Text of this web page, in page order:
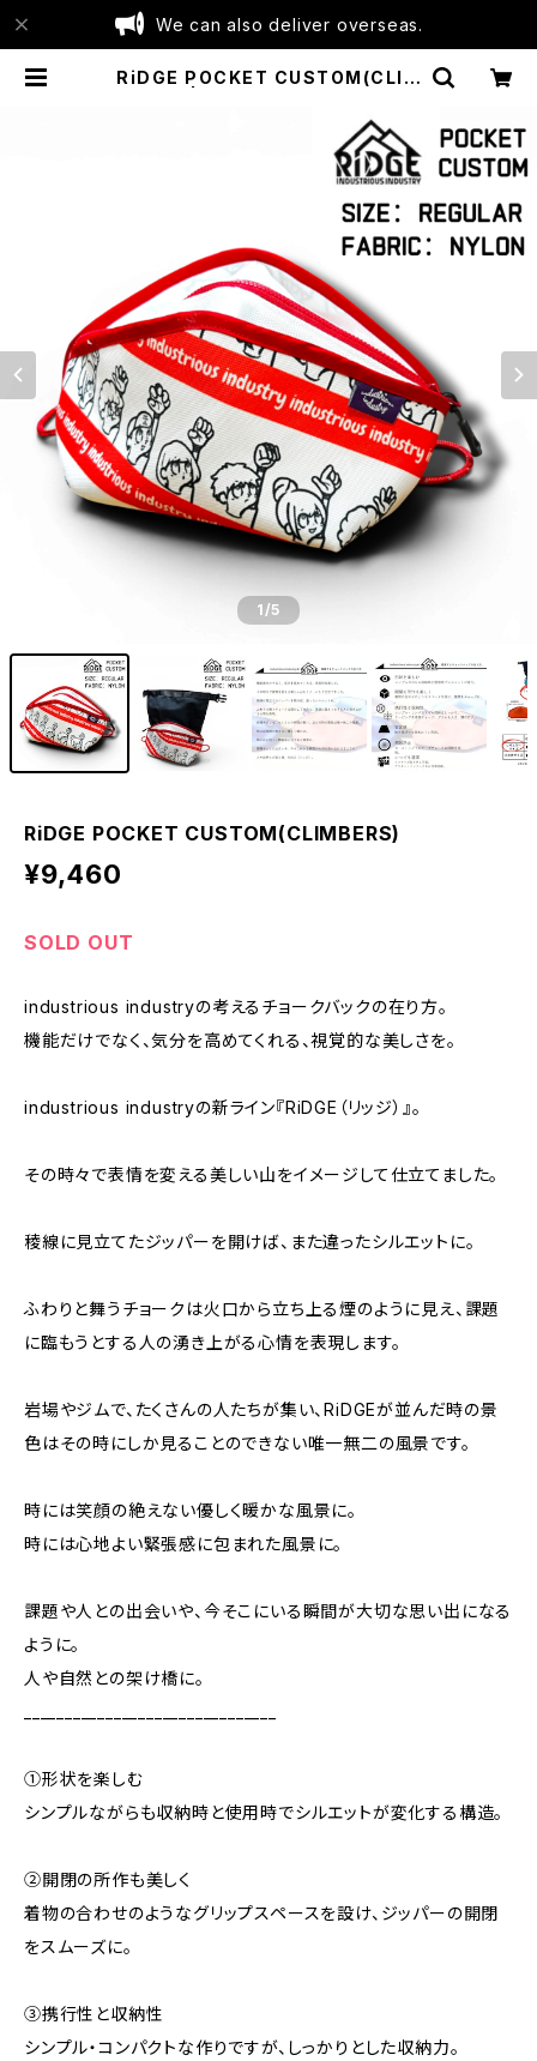
We can also deliver overseas.
RiDGE POCKET CUSTOM(CLIM
1/5
RiDGE POCKET CUSTOM(CLIMBERS)
¥9,460
SOLD OUT
industrious industryの考えるチョークバックの在り方。
機能だけでなく、気分を高めてくれる、視覚的な美しさを。
industrious industryの新ライン『RiDGE（リッジ）』。
その時々で表情を変える美しい山をイメージして仕立てました。
稜線に見立てたジッパーを開けば、また違ったシルエットに。
ふわりと舞うチョークは火口から立ち上る煙のように見え、課題
に臨もうとする人の湧き上がる心情を表現します。
岩場やジムで、たくさんの人たちが集い、RiDGEが並んだ時の景
色はその時にしか見ることのできない唯一無二の風景です。
時には笑顔の絶えない優しく暖かな風景に。
時には心地よい緊張感に包まれた風景に。
課題や人との出会いや、今そこにいる瞬間が大切な思い出になる
ように。
人や自然との架け橋に。
①形状を楽しむ
シンプルながらも収納時と使用時でシルエットが変化する構造。
②開閉の所作も美しく
着物の合わせのようなグリップスペースを設け、ジッパーの開閉
をスムーズに。
③携行性と収納性
シンプル・コンパクトな作りですが、しっかりとした収納力。